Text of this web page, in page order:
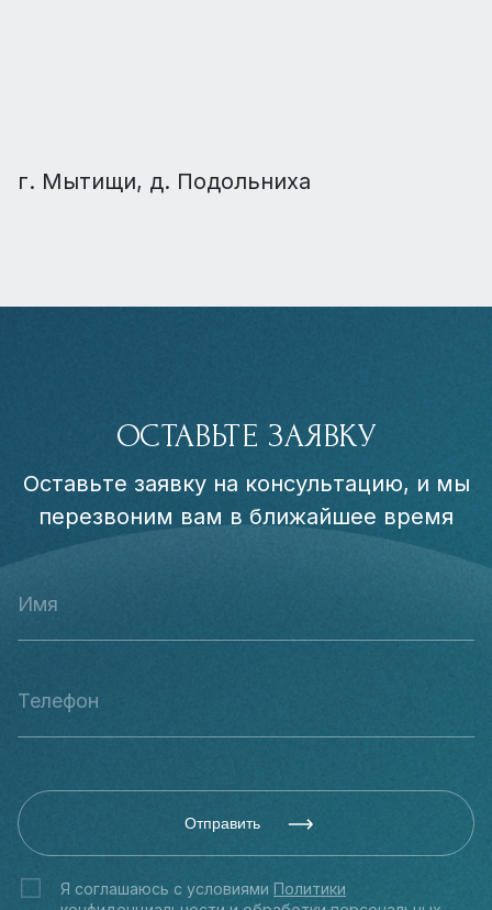
г. Мытищи, д. Подольниха
ОСТАВЬТЕ ЗАЯВКУ
Оставьте заявку на консультацию, и мы
перезвоним вам в ближайшее время
Отправить
Я соглашаюсь с условиями Политики